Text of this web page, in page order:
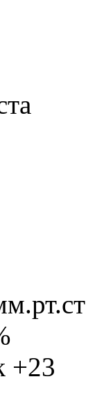
+23